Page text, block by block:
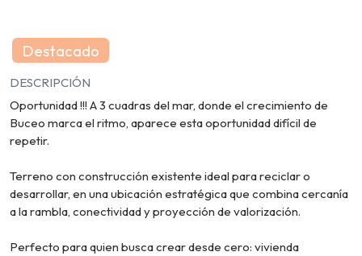
Destacado
DESCRIPCIÓN
Oportunidad !!! A 3 cuadras del mar, donde el crecimiento de
Buceo marca el ritmo, aparece esta oportunidad difícil de
repetir.
Terreno con construcción existente ideal para reciclar o
desarrollar, en una ubicación estratégica que combina cercanía
a la rambla, conectividad y proyección de valorización.
Perfecto para quien busca crear desde cero: vivienda